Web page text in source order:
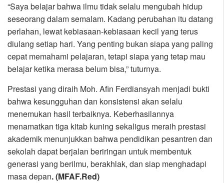
“Saya belajar bahwa ilmu tidak selalu mengubah hidup
seseorang dalam semalam. Kadang perubahan itu datang
perlahan, lewat kebiasaan-kebiasaan kecil yang terus
diulang setiap hari. Yang penting bukan siapa yang paling
cepat memahami pelajaran, tetapi siapa yang tetap mau
belajar ketika merasa belum bisa,” tuturnya.
Prestasi yang diraih Moh. Afin Ferdiansyah menjadi bukti
bahwa kesungguhan dan konsistensi akan selalu
menemukan hasil terbaiknya. Keberhasilannya
menamatkan tiga kitab kuning sekaligus meraih prestasi
akademik menunjukkan bahwa pendidikan pesantren dan
sekolah dapat berjalan beriringan untuk membentuk
generasi yang berilmu, berakhlak, dan siap menghadapi
masa depan. (MFAF.Red)